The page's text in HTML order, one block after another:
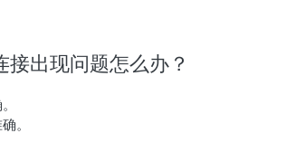
出现问题怎么办？
。